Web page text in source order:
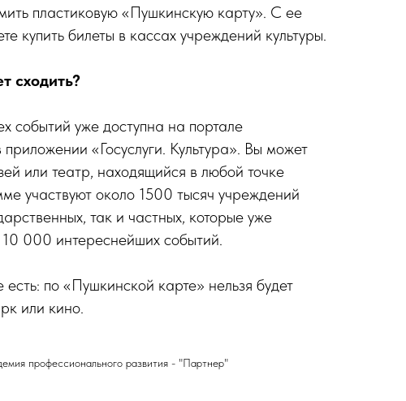
пластиковую «Пушкинскую карту». С ее
купить билеты в кассах учреждений культуры.
сходить?
событий уже доступна на портале
«Госуслуги. Культура». Вы может
или театр, находящийся в любой точке
участвуют около 1500 тысяч учреждений
так и частных, которые уже
000 интереснейших событий.
по «Пушкинской карте» нельзя будет
или кино.
профессионального развития - "Партнер"